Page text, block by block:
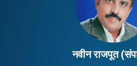
नवीन राजपूत